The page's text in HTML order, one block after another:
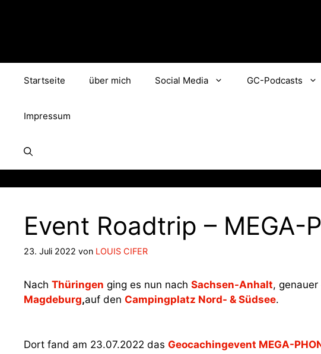
Startseite über mich Social Media GC-Podcasts
Impressum
Event Roadtrip – MEGA-
23. Juli 2022 von LOUIS CIFER
Nach Thüringen ging es nun nach Sachsen-Anhalt,
Magdeburg,auf den Campingplatz Nord- & Südsee.
Dort fand am 23.07.2022 das Geocachingevent MEGA-